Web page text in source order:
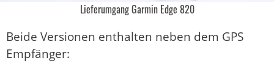
Lieferumgang Garmin Edge 820
Beide Versionen enthalten neben dem GPS
Empfänger: